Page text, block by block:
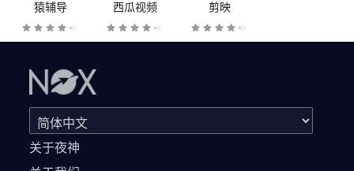
猿辅导 西瓜视频 剪映
关于夜神